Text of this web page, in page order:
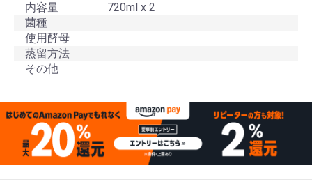
内容量
720ml x 2
菌種
使用酵母
蒸留方法
その他